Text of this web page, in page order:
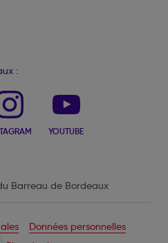
:
YOUTUBE
Barreau de Bordeaux
Données personnelles